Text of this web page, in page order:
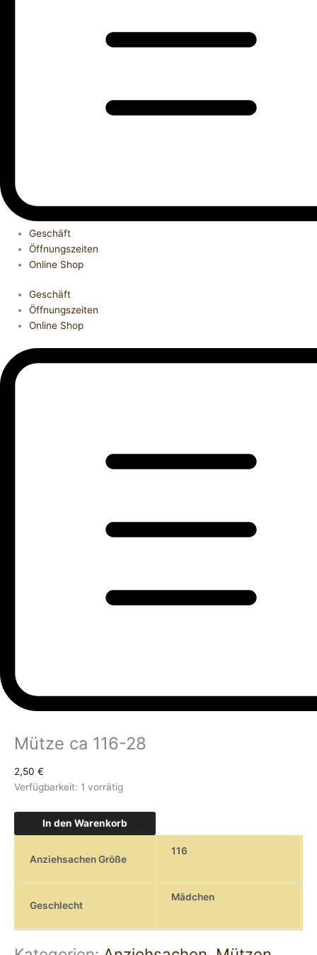
Geschäft
Öffnungszeiten
Online Shop
Geschäft
Öffnungszeiten
Online Shop
Mütze ca 116-28
2,50 €
Verfügbarkeit: 1 vorrätig
In den Warenkorb
Anziehsachen Größe
116
Geschlecht
Mädchen